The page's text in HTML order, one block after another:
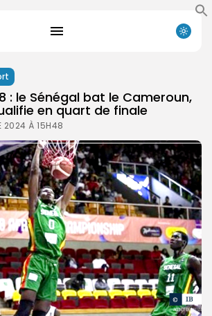
: le Sénégal bat le Cameroun,
en quart de finale
2024 À 15H48